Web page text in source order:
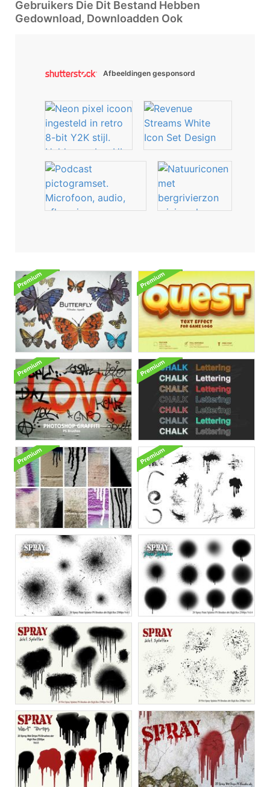
Gebruikers Die Dit Bestand Hebben
Gedownload, Downloadden Ook
Afbeeldingen gesponsord